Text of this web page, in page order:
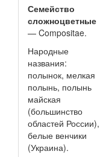
Семейство
сложноцветные
— Compositae.
Народные
названия:
полынок, мелкая
полынь, полынь
майская
(большинство
областей России),
белые венчики
(Украина).